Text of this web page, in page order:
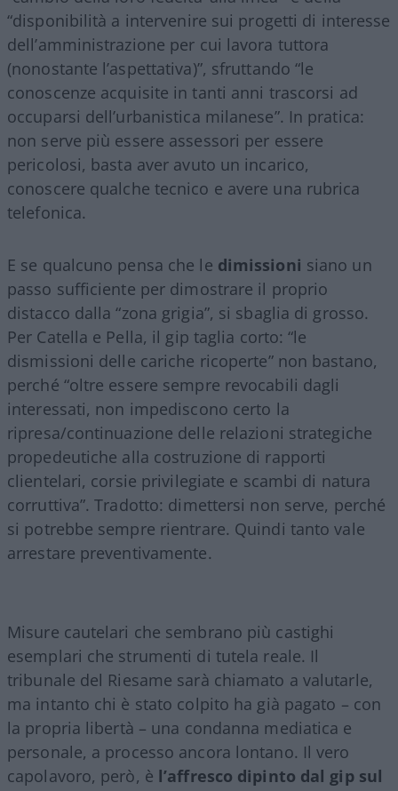
“disponibilità a intervenire sui progetti di interesse
dell’amministrazione per cui lavora tuttora
(nonostante l’aspettativa)”, sfruttando “le
conoscenze acquisite in tanti anni trascorsi ad
occuparsi dell’urbanistica milanese”. In pratica:
non serve più essere assessori per essere
pericolosi, basta aver avuto un incarico,
conoscere qualche tecnico e avere una rubrica
telefonica.
E se qualcuno pensa che le dimissioni siano un
passo sufficiente per dimostrare il proprio
distacco dalla “zona grigia”, si sbaglia di grosso.
Per Catella e Pella, il gip taglia corto: “le
dismissioni delle cariche ricoperte” non bastano,
perché “oltre essere sempre revocabili dagli
interessati, non impediscono certo la
ripresa/continuazione delle relazioni strategiche
propedeutiche alla costruzione di rapporti
clientelari, corsie privilegiate e scambi di natura
corruttiva”. Tradotto: dimettersi non serve, perché
si potrebbe sempre rientrare. Quindi tanto vale
arrestare preventivamente.
Misure cautelari che sembrano più castighi
esemplari che strumenti di tutela reale. Il
tribunale del Riesame sarà chiamato a valutarle,
ma intanto chi è stato colpito ha già pagato – con
la propria libertà – una condanna mediatica e
personale, a processo ancora lontano. Il vero
capolavoro, però, è l’affresco dipinto dal gip sul